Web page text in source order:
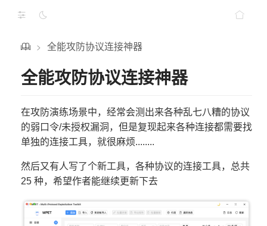
> 全能攻防协议连接神器
全能攻防协议连接神器
在攻防演练场景中，经常会测出来各种乱七八糟的协议
的弱口令/未授权漏洞，但是复现起来各种连接都需要找
单独的连接工具，就很麻烦........
然后又有人写了个新工具，各种协议的连接工具，总共
25 种，希望作者能继续更新下去